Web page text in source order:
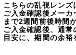
こちらの乱視レンズ
ご入金確認後メー
まで2週間前後時間
ご入金確認後、通
目安に、期間の余裕